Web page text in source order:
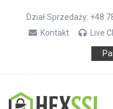
Dział Sprzedaży: +48
Kontakt
Live